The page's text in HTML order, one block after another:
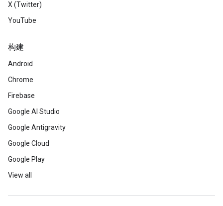
X (Twitter)
YouTube
构建
Android
Chrome
Firebase
Google AI Studio
Google Antigravity
Google Cloud
Google Play
View all